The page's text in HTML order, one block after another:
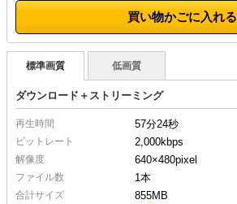
買い物かごに入れる
標準画質 低画質
ダウンロード＋ストリーミング
再生時間 57分24秒
ビットレート 2,000kbps
解像度 640×480pixel
ファイル数 1本
合計サイズ 855MB